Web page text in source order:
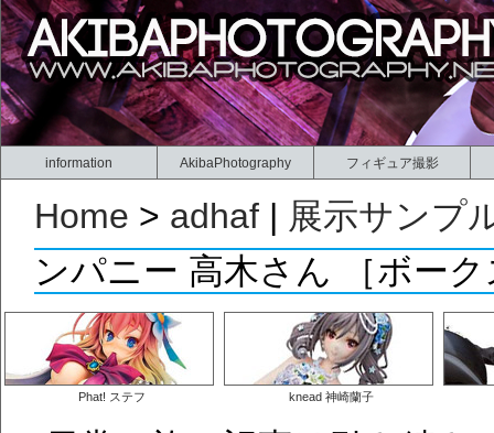
information AkibaPhotography フィギュア撮影
Home > adhaf | 展示サンプ
ンパニー 高木さん ［ボー
Phat! ステフ knead 神崎蘭子